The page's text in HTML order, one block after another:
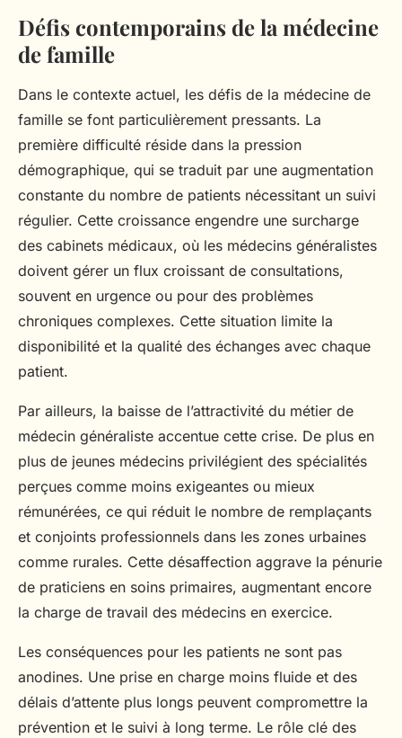
Défis contemporains de la médecine
de famille
Dans le contexte actuel, les défis de la médecine de
famille se font particulièrement pressants. La
première difficulté réside dans la pression
démographique, qui se traduit par une augmentation
constante du nombre de patients nécessitant un suivi
régulier. Cette croissance engendre une surcharge
des cabinets médicaux, où les médecins généralistes
doivent gérer un flux croissant de consultations,
souvent en urgence ou pour des problèmes
chroniques complexes. Cette situation limite la
disponibilité et la qualité des échanges avec chaque
patient.
Par ailleurs, la baisse de l’attractivité du métier de
médecin généraliste accentue cette crise. De plus en
plus de jeunes médecins privilégient des spécialités
perçues comme moins exigeantes ou mieux
rémunérées, ce qui réduit le nombre de remplaçants
et conjoints professionnels dans les zones urbaines
comme rurales. Cette désaffection aggrave la pénurie
de praticiens en soins primaires, augmentant encore
la charge de travail des médecins en exercice.
Les conséquences pour les patients ne sont pas
anodines. Une prise en charge moins fluide et des
délais d’attente plus longs peuvent compromettre la
prévention et le suivi à long terme. Le rôle clé des